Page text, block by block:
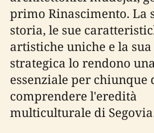
primo Rinascimento. La
storia, le sue
artistiche uniche e la
strategica lo rendono
essenziale per chiunque
comprendere l'eredità
multiculturale di